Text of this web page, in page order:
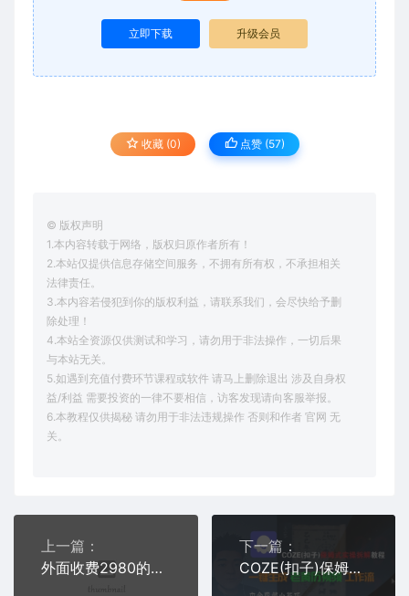
立即下载 升级会员
收藏 (0) 点赞 (57)
© 版权声明
1.本内容转载于网络，版权归原作者所有！
2.本站仅提供信息存储空间服务，不拥有所有权，不承担相关
法律责任。
3.本内容若侵犯到你的版权利益，请联系我们，会尽快给予删
除处理！
4.本站全资源仅供测试和学习，请勿用于非法操作，一切后果
与本站无关。
5.如遇到充值付费环节课程或软件 请马上删除退出 涉及自身权
益/利益 需要投资的一律不要相信，访客发现请向客服举报。
6.本教程仅供揭秘 请勿用于非法违规操作 否则和作者 官网 无
关。
上一篇：
外面收费2980的挂G撸美金项目，单日收益30+美金，可批量可矩阵【揭秘】
下一篇：
COZE(扣子)保姆式实操拆解教程，一键生成老黄历视频工作流，内含隐藏小技巧